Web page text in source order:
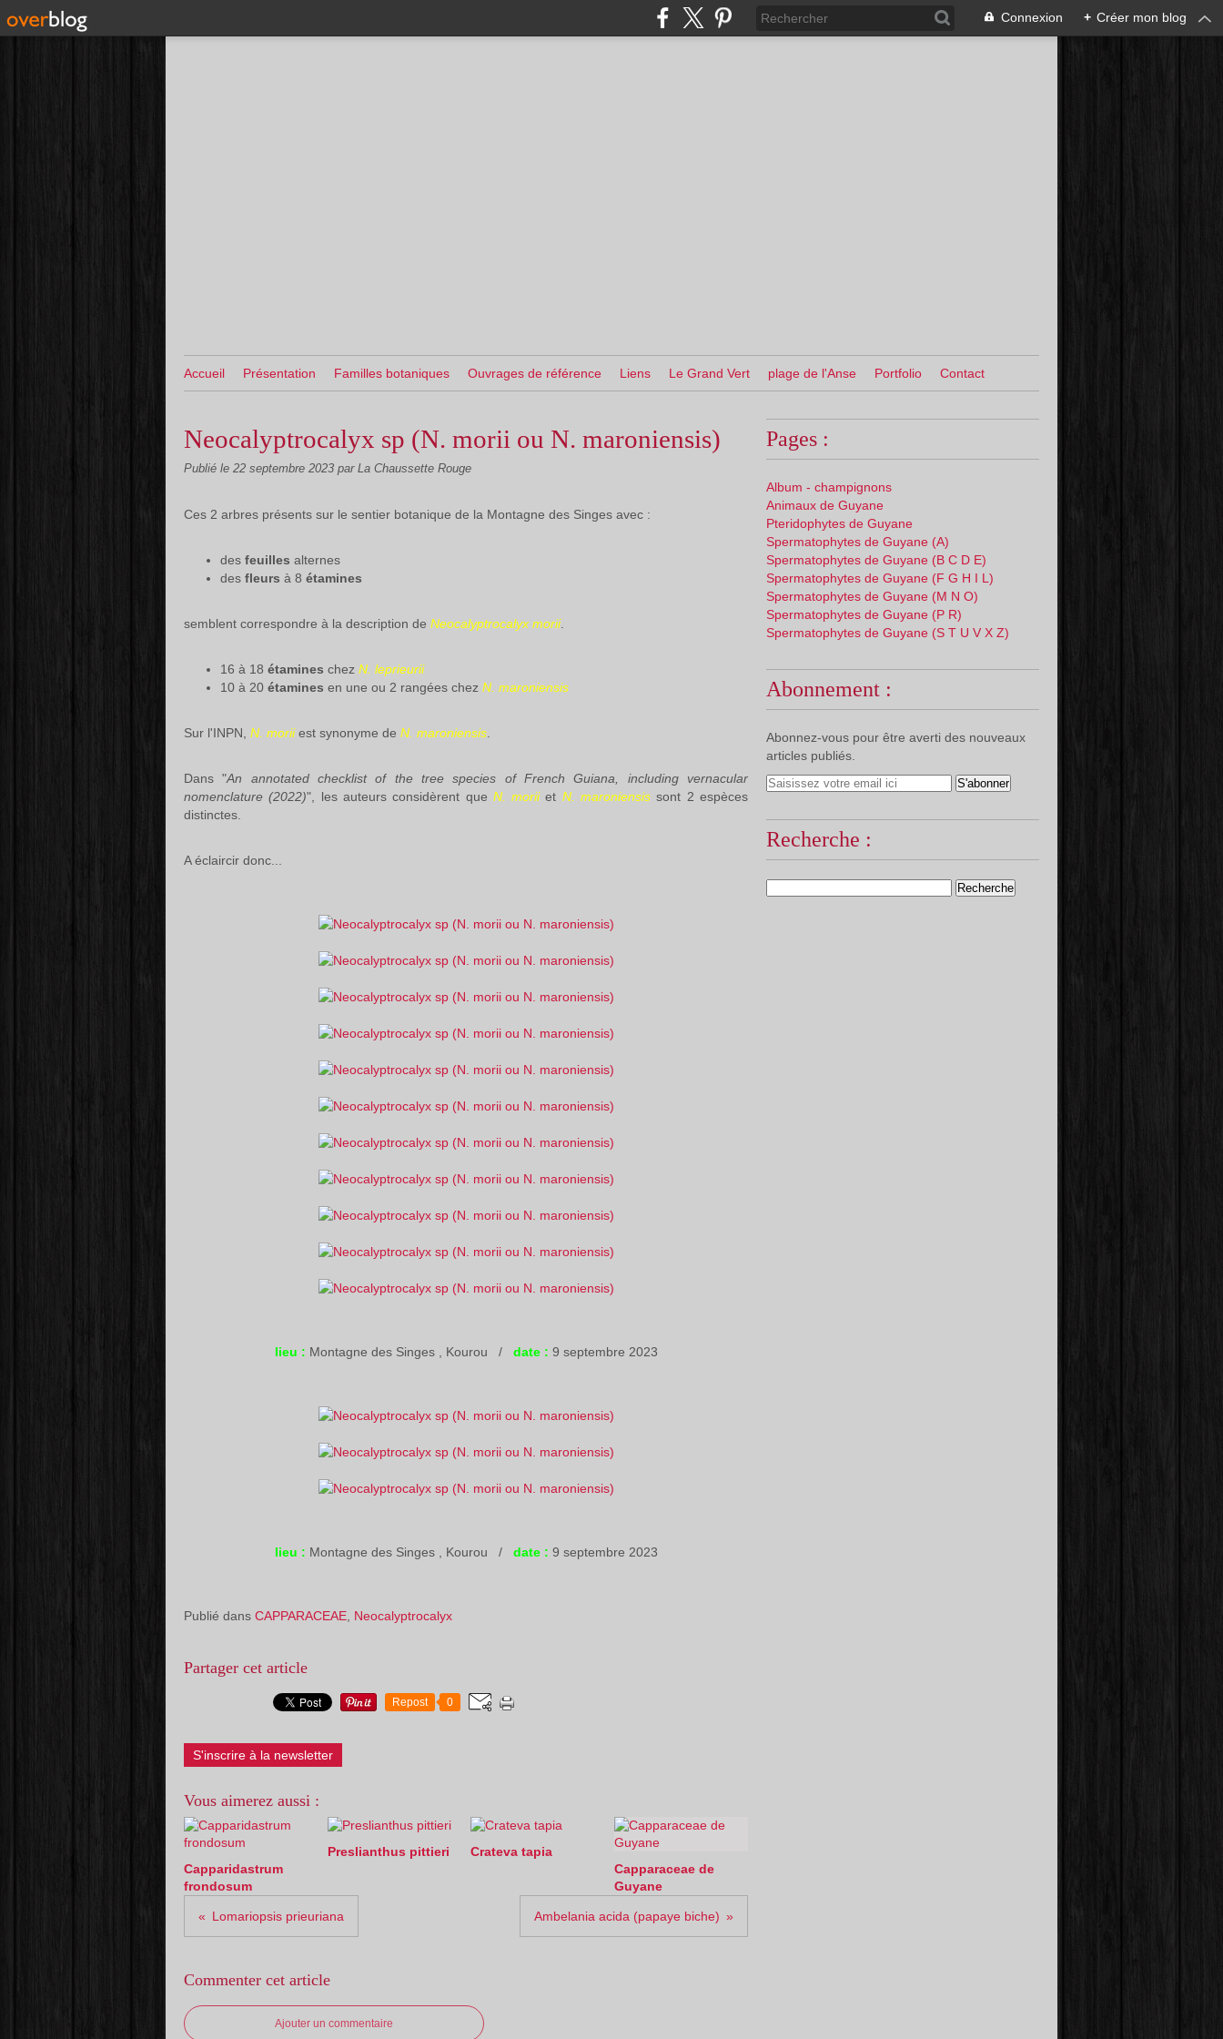
Connexion + Créer mon blog
Accueil Présentation Familles botaniques Ouvrages de référence Liens Le Grand Vert plage de l'Anse Portfolio Contact
Neocalyptrocalyx sp (N. morii ou N. maroniensis)
Publié le 22 septembre 2023 par La Chaussette Rouge
Ces 2 arbres présents sur le sentier botanique de la Montagne des Singes avec :
des feuilles alternes
des fleurs à 8 étamines
semblent correspondre à la description de Neocalyptrocalyx morii.
16 à 18 étamines chez N. leprieurii
10 à 20 étamines en une ou 2 rangées chez N. maroniensis
Sur l'INPN, N. moriiest synonyme de N. maroniensis
Dans "An annotated checklist of the tree species of French Guiana, including vernacular
nomenclature (2022)", les auteurs considèrent que N. moriiet N. maroniensis sont 2 espèces
distinctes.
A éclaircir donc...
lieu : Montagne des Singes , Kourou / date : 9 septembre 2023
lieu : Montagne des Singes , Kourou / date : 9 septembre 2023
Publié dans CAPPARACEAE Neocalyptrocalyx
Partager cet article
Repost 0
S'inscrire à la newsletter
Vous aimerez aussi :
Capparidastrum
frondosum
Preslianthus pittieri
Crateva tapia
Capparaceae de
Guyane
Lomariopsis prieuriana Ambelania acida (papaye biche)
Commenter cet article
Ajouter un commentaire
Pages :
Album - champignons
Animaux de Guyane
Pteridophytes de Guyane
Spermatophytes de Guyane (A)
Spermatophytes de Guyane (B C D E)
Spermatophytes de Guyane (F G H I L)
Spermatophytes de Guyane (M N O)
Spermatophytes de Guyane (P R)
Spermatophytes de Guyane (S T U V X Z)
Abonnement :
Abonnez-vous pour être averti des nouveaux
articles publiés.
Recherche :